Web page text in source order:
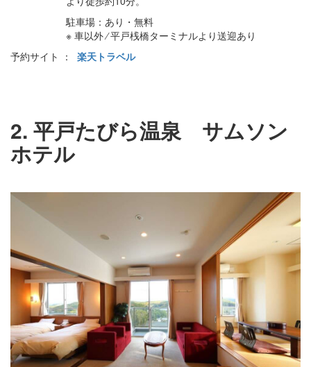
駐車場：あり・無料
※ 車以外 ⁄ 平戸桟橋ターミナルより送迎あり
予約サイト ： 楽天トラベル
2. 平戸たびら温泉 サムソン
ホテル